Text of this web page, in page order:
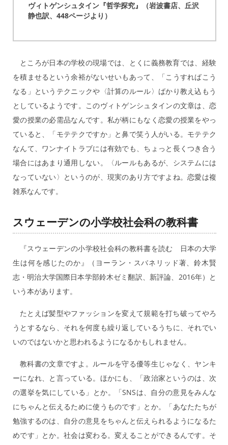
ヴィトゲンシュタイン『哲学探究』（岩波書店、丘沢
静也訳、448ページより）
ところが日本の学校の現場では、とくに義務教育では、経験
を積ませるという余裕がないせいもあって、「こうすればこう
なる」というテクニックや〈計算のルール〉ばかり教え込もう
としているようです。このヴィトゲンシュタインの文章は、恋
愛の授業の必需品なんです。私が柄にもなく恋愛の授業をやっ
ていると、「モテテクですか」と鼻で笑う人がいる。モテテク
なんて、ワンナイトラブには有効でも、ちょっと長くつき合う
場合にはあまり通用しない。〈ルールもあるが、システムには
なっていない〉というのが、現実のあり方ですよね。恋愛は複
雑系なんです。
スウェーデンの小学校社会科の教科書
『スウェーデンの小学校社会科の教科書を読む 日本の大学
生は何を感じたのか』（ヨーラン・スバネリッド著、鈴木賢
志・明治大学国際日本学部鈴木ゼミ翻訳、新評論、2016年）と
いう本があります。
たとえば髪型やファッションを変えて規範を打ち破ってやろ
うとするなら、それを何度も繰り返しているうちに、それでい
いのではないかと思われるようになるかもしれません。
教科書の文章ですよ。ルールを守る優等生じゃなく、ヤンキ
ーになれ、と言っている。ほかにも、「政治家というのは、次
の選挙を気にしている」とか。「SNSは、自分の意見をみんな
にちゃんと伝えるために使うものです」とか。「あなたたちが
勉強するのは、自分の意見をちゃんと伝えられるようになるた
めです」とか。社会は変わる。変えることができるんです。そ